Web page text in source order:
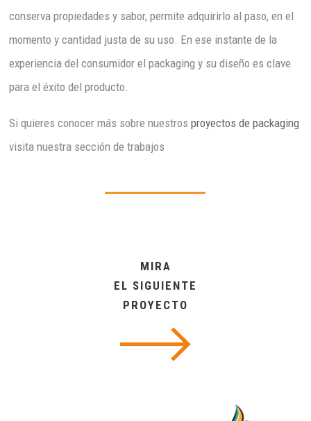
conserva propiedades y sabor, permite adquirirlo al paso, en el
momento y cantidad justa de su uso. En ese instante de la
experiencia del consumidor el packaging y su diseño es clave
para el éxito del producto.
Si quieres conocer más sobre nuestrosproyectos de packaging
visita nuestra sección de trabajos
MIRA
EL SIGUIENTE
PROYECTO